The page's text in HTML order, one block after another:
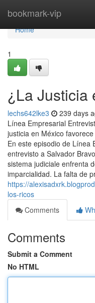
bookmark-vip
Home
Home
1
¿La Justicia
lechs642lke3 239 days
Línea Empresarial
justicia en México
En este episodio de Línea
entrevisto a Salvador
sistema judiciale enfrenta
imparcialidad. La falta de
https://
los-ricos
Comments
Comments
Submit a Comment
No HTML